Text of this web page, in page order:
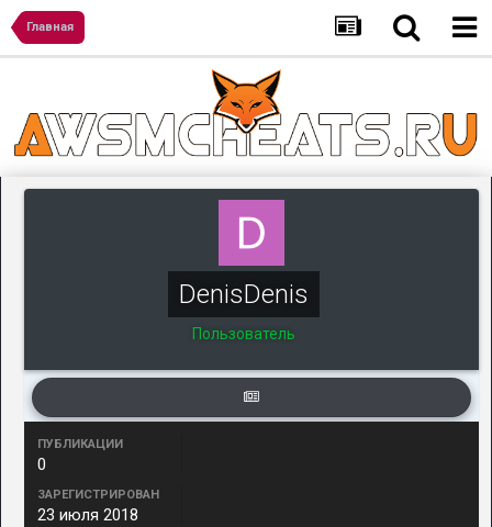
Главная
DenisDenis
Пользователь
ПУБЛИКАЦИИ
0
ЗАРЕГИСТРИРОВАН
23 июля 2018